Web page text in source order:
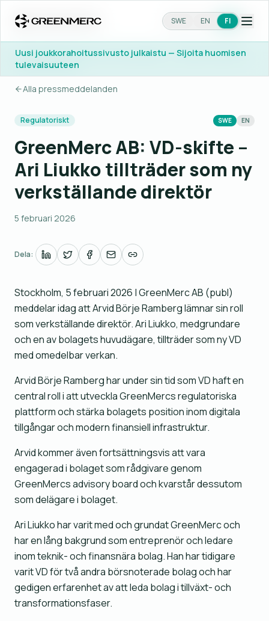
SWE EN FI
Uusi joukkorahoitussivusto julkaistu — Sijoita huomisen
tulevaisuuteen
Alla pressmeddelanden
Regulatoriskt SWE EN
GreenMerc AB: VD-skifte –
Ari Liukko tillträder som ny
verkställande direktör
5 februari 2026
Dela:
Stockholm, 5 februari 2026 | GreenMerc AB (publ)
meddelar idag att Arvid Börje Ramberg lämnar sin roll
som verkställande direktör. Ari Liukko, medgrundare
och en av bolagets huvudägare, tillträder som ny VD
med omedelbar verkan.
Arvid Börje Ramberg har under sin tid som VD haft en
central roll i att utveckla GreenMercs regulatoriska
plattform och stärka bolagets position inom digitala
tillgångar och modern finansiell infrastruktur.
Arvid kommer även fortsättningsvis att vara
engagerad i bolaget som rådgivare genom
GreenMercs advisory board och kvarstår dessutom
som delägare i bolaget.
Ari Liukko har varit med och grundat GreenMerc och
har en lång bakgrund som entreprenör och ledare
inom teknik- och finansnära bolag. Han har tidigare
varit VD för två andra börsnoterade bolag och har
gedigen erfarenhet av att leda bolag i tillväxt- och
transformationsfaser.
SWE EN FI
Uusi joukkorahoitussivusto julkaistu — Sijoita huomisen
tulevaisuuteen